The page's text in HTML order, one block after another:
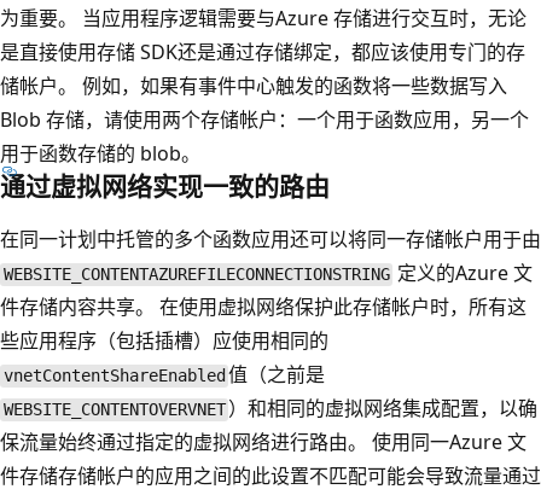
为重要。 当应用程序逻辑需要与Azure 存储进行交互时，无论
是直接使用存储 SDK还是通过存储绑定，都应该使用专门的存
储帐户。 例如，如果有事件中心触发的函数将一些数据写入
Blob 存储，请使用两个存储帐户：一个用于函数应用，另一个
用于函数存储的 blob。
通过虚拟网络实现一致的路由
在同一计划中托管的多个函数应用还可以将同一存储帐户用于由
WEBSITE_CONTENTAZUREFILECONNECTIONSTRING 定义的Azure 文
件存储内容共享。 在使用虚拟网络保护此存储帐户时，所有这
些应用程序（包括插槽）应使用相同的
vnetContentShareEnabled 值（之前是
WEBSITE_CONTENTOVERVNET ）和相同的虚拟网络集成配置，以确
保流量始终通过指定的虚拟网络进行路由。 使用同一Azure 文
件存储存储帐户的应用之间的此设置不匹配可能会导致流量通过